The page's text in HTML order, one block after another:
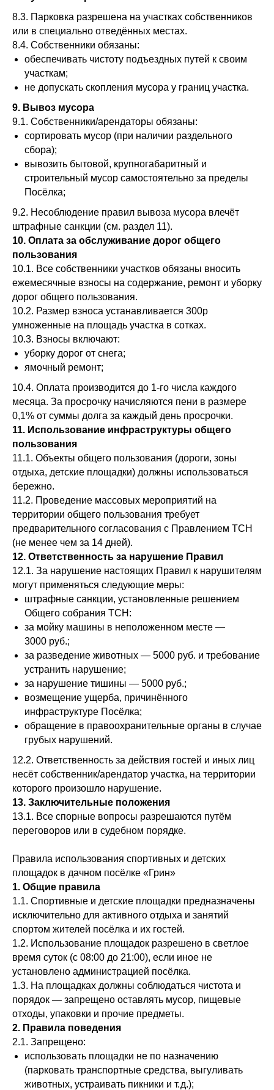
8.3. Парковка разрешена на участках собственников
или в специально отведённых местах.
8.4. Собственники обязаны:
обеспечивать чистоту подъездных путей к своим
участкам;
не допускать скопления мусора у границ участка.
9. Вывоз мусора
9.1. Собственники/арендаторы обязаны:
сортировать мусор (при наличии раздельного
сбора);
вывозить бытовой, крупногабаритный и
строительный мусор самостоятельно за пределы
Посёлка;
9.2. Несоблюдение правил вывоза мусора влечёт
штрафные санкции (см. раздел 11).
10. Оплата за обслуживание дорог общего
пользования
10.1. Все собственники участков обязаны вносить
ежемесячные взносы на содержание, ремонт и уборку
дорог общего пользования.
10.2. Размер взноса устанавливается 300р
умноженные на площадь участка в сотках.
10.3. Взносы включают:
уборку дорог от снега;
ямочный ремонт;
10.4. Оплата производится до 1‑го числа каждого
месяца. За просрочку начисляются пени в размере
0,1% от суммы долга за каждый день просрочки.
11. Использование инфраструктуры общего
пользования
11.1. Объекты общего пользования (дороги, зоны
отдыха, детские площадки) должны использоваться
бережно.
11.2. Проведение массовых мероприятий на
территории общего пользования требует
предварительного согласования с Правлением ТСН
(не менее чем за 14 дней).
12. Ответственность за нарушение Правил
12.1. За нарушение настоящих Правил к нарушителям
могут применяться следующие меры:
штрафные санкции, установленные решением
Общего собрания ТСН:
за мойку машины в неположенном месте —
3000 руб.;
за разведение животных — 5000 руб. и требование
устранить нарушение;
за нарушение тишины — 5000 руб.;
возмещение ущерба, причинённого
инфраструктуре Посёлка;
обращение в правоохранительные органы в случае
грубых нарушений.
12.2. Ответственность за действия гостей и иных лиц
несёт собственник/арендатор участка, на территории
которого произошло нарушение.
13. Заключительные положения
13.1. Все спорные вопросы разрешаются путём
переговоров или в судебном порядке.
Правила использования спортивных и детских
площадок в дачном посёлке «Грин»
1. Общие правила
1.1. Спортивные и детские площадки предназначены
исключительно для активного отдыха и занятий
спортом жителей посёлка и их гостей.
1.2. Использование площадок разрешено в светлое
время суток (с 08:00 до 21:00), если иное не
установлено администрацией посёлка.
1.3. На площадках должны соблюдаться чистота и
порядок — запрещено оставлять мусор, пищевые
отходы, упаковки и прочие предметы.
2. Правила поведения
2.1. Запрещено:
использовать площадки не по назначению
(парковать транспортные средства, выгуливать
животных, устраивать пикники и т. д.);